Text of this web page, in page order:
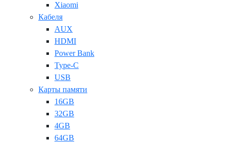
Xiaomi
Кабеля
AUX
HDMI
Power Bank
Type-C
USB
Карты памяти
16GB
32GB
4GB
64GB